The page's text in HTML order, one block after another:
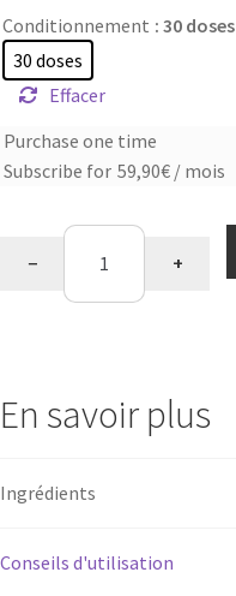
Conditionnement : 30 doses
30 doses
Effacer
Choose
purchase
Purchase one time
Subscribe for 59,90€ / mois
quantité
Collagène
− +
En savoir plus
Ingrédients
Conseils d'utilisation